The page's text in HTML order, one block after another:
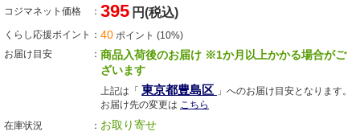
コジマネット価格 395 円(税込)
くらし応援ポイント 40 ポイント (10%)
お届け目安
商品入荷後のお届け ※1か月以上かかる場合がご
ざいます
上記は「 東京都豊島区 」へのお届け目安となります。
お届け先の変更は こちら
在庫状況
お取り寄せ